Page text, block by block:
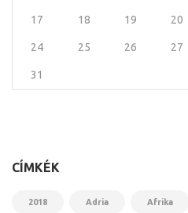
17 18 19 20
24 25 26 27
31
CÍMKÉK
2018 Adria Afrika